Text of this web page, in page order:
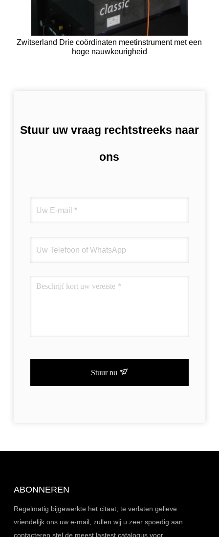
Zwitserland Drie coördinaten meetinstrument met een
hoge nauwkeurigheid
Stuur uw vraag rechtstreeks naar
ons
Stuur nu
ABONNEREN
Regelmatig bijgewerkte het citaat, te verlaten gelieve
vriendelijk ons uw e-mail, zullen wij u zeer spoedig aan
contacteren stel de meest lastest catalogus voor.